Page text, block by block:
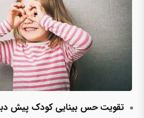
تقویت حس بینایی کودک پیش‌